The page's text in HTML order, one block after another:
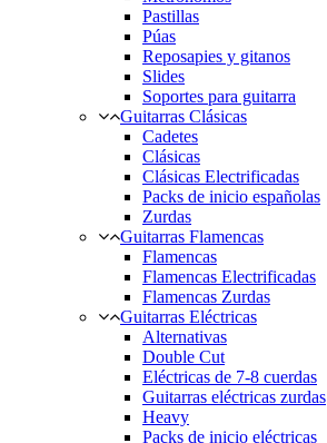
Pastillas
Púas
Reposapies y gitanos
Slides
Soportes para guitarra
Guitarras Clásicas
Cadetes
Clásicas
Clásicas Electrificadas
Packs de inicio españolas
Zurdas
Guitarras Flamencas
Flamencas
Flamencas Electrificadas
Flamencas Zurdas
Guitarras Eléctricas
Alternativas
Double Cut
Eléctricas de 7-8 cuerdas
Guitarras eléctricas zurdas
Heavy
Packs de inicio eléctricas